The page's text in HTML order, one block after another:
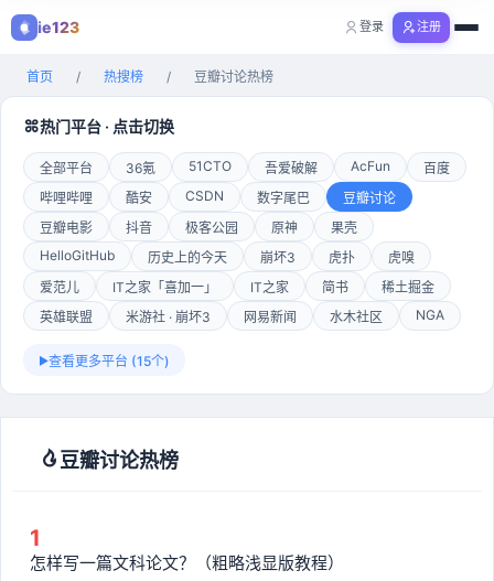
ie123
全部分类
登录 注册
首页 / 热搜榜 / 豆瓣讨论热榜
热门平台 · 点击切换
全部平台 36氪 51CTO 吾爱破解 AcFun
百度
哔哩哔哩
酷安 CSDN 数字尾巴
豆瓣讨论
豆瓣电影
抖音 极客公园 原神
果壳
HelloGitHub
历史上的今天 崩坏3 虎扑
虎嗅
爱范儿
IT之家「喜加一」 IT之家 简书
稀土掘金
英雄联盟
米游社 · 崩坏3 网易新闻 水木社区 NGA
查看更多平台 (15个)
豆瓣讨论热榜
1
怎样写一篇文科论文？（粗略浅显版教程）